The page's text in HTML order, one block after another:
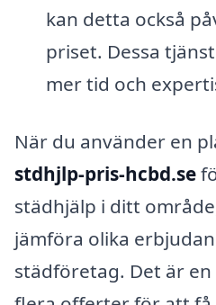
kan detta också
priset. Dessa
mer tid och
När du använder en
stdhjlp-pris-hcbd.se
städhjälp i ditt
jämföra olika
städföretag. Det är